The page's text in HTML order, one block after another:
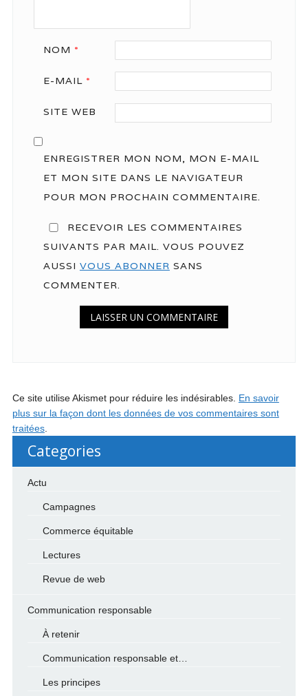
NOM *
E-MAIL *
SITE WEB
ENREGISTRER MON NOM, MON E-MAIL
ET MON SITE DANS LE NAVIGATEUR
POUR MON PROCHAIN COMMENTAIRE.
RECEVOIR LES COMMENTAIRES
SUIVANTS PAR MAIL. VOUS POUVEZ
AUSSI VOUS ABONNER SANS
COMMENTER.
Ce site utilise Akismet pour réduire les indésirables. En savoir
plus sur la façon dont les données de vos commentaires sont
traitées.
Categories
Actu
Campagnes
Commerce équitable
Lectures
Revue de web
Communication responsable
À retenir
Communication responsable et…
Les principes